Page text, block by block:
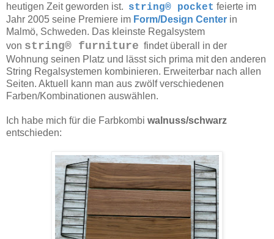
heutigen Zeit geworden ist. string® pocket feierte im
Jahr 2005 seine Premiere im Form/Design Center in
Malmö, Schweden. Das kleinste Regalsystem
von string® furniture findet überall in der
Wohnung seinen Platz und lässt sich prima mit den anderen
String Regalsystemen kombinieren. Erweiterbar nach allen
Seiten. Aktuell kann man aus zwölf verschiedenen
Farben/Kombinationen auswählen.
Ich habe mich für die Farbkombi walnuss/schwarz
entschieden: